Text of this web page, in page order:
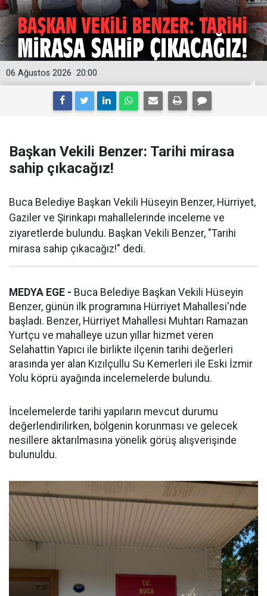
20:00
06 Ağustos 2026
Başkan Vekili Benzer: Tarihi mirasa
sahip çıkacağız!
Buca Belediye Başkan Vekili Hüseyin Benzer, Hürriyet,
Gaziler ve Şirinkapı mahallelerinde inceleme ve
ziyaretlerde bulundu. Başkan Vekili Benzer, "Tarihi
mirasa sahip çıkacağız!" dedi.
MEDYA EGE - Buca Belediye Başkan Vekili Hüseyin
Benzer, günün ilk programına Hürriyet Mahallesi'nde
başladı. Benzer, Hürriyet Mahallesi Muhtarı Ramazan
Yurtçu ve mahalleye uzun yıllar hizmet veren
Selahattin Yapıcı ile birlikte ilçenin tarihi değerleri
arasında yer alan Kızılçullu Su Kemerleri ile Eski İzmir
Yolu köprü ayağında incelemelerde bulundu.
İncelemelerde tarihi yapıların mevcut durumu
değerlendirilirken, bölgenin korunması ve gelecek
nesillere aktarılmasına yönelik görüş alışverişinde
bulunuldu.